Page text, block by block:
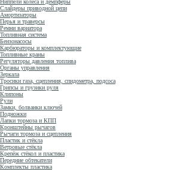
Ниппели колеса и демпферы
Слайдеры приводной цепи
Амортизаторы
Перья и траверсы
Ремни вариатора
Топливная система
Бензонасосы
Карбюраторы и комплектующие
Топливные краны
Регуляторы давления топлива
Органы управления
Зеркала
Тросики газа, сцепления, спидометра, подсоса
Грипсы и грузики руля
Клипоны
Рули
Замки, болванки ключей
Подножки
Лапки тормоза и КПП
Кронштейны рычагов
Рычаги тормоза и сцепления
Пластик и стёкла
Ветровые стёкла
Крепёж стёкол и пластика
Передние обтекатели
Комплекты пластика